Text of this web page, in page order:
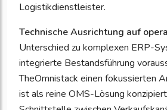
Logistikdienstleister.
Technische Ausrichtung auf
Unterschied zu komplexen ERP-
integrierte Bestandsführung
TheOmnistack einen fokussierten
ist als reine OMS-Lösung